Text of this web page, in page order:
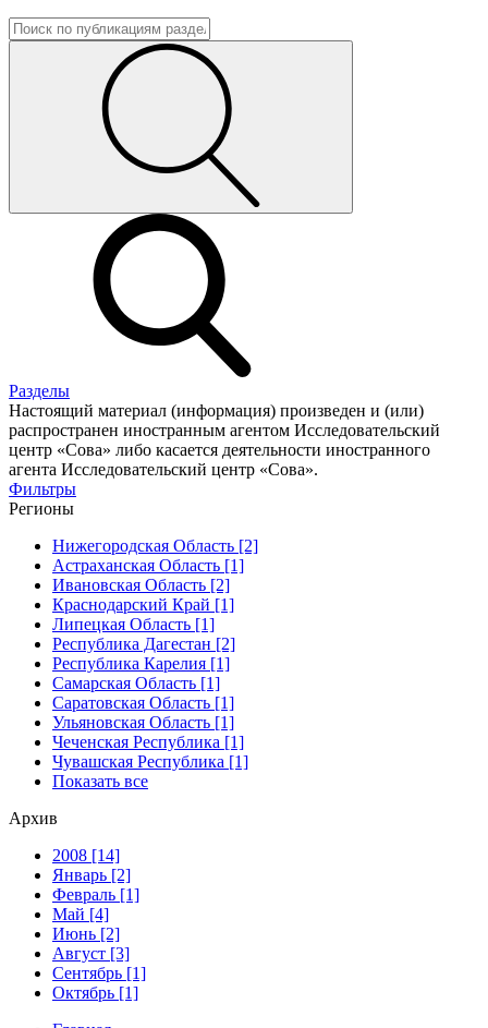
Разделы
Настоящий материал (информация) произведен и (или)
распространен иностранным агентом Исследовательский
центр «Сова» либо касается деятельности иностранного
агента Исследовательский центр «Сова».
Фильтры
Регионы
Нижегородская Область [2]
Астраханская Область [1]
Ивановская Область [2]
Краснодарский Край [1]
Липецкая Область [1]
Республика Дагестан [2]
Республика Карелия [1]
Самарская Область [1]
Саратовская Область [1]
Ульяновская Область [1]
Чеченская Республика [1]
Чувашская Республика [1]
Показать все
Архив
2008 [14]
Январь [2]
Февраль [1]
Май [4]
Июнь [2]
Август [3]
Сентябрь [1]
Октябрь [1]